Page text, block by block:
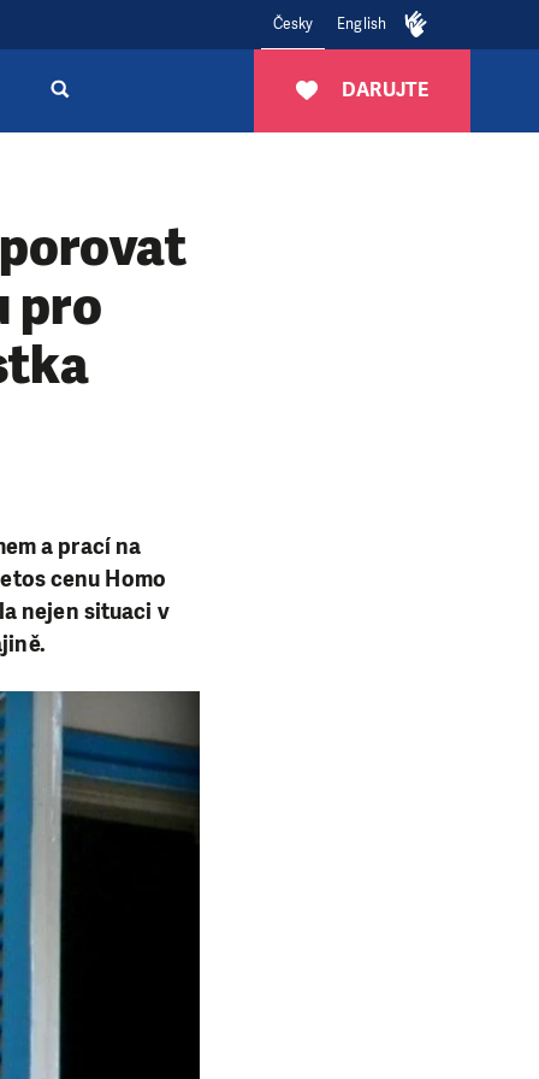
Česky English
DARUJTE
pro
a prací na
cenu Homo
nejen situaci v